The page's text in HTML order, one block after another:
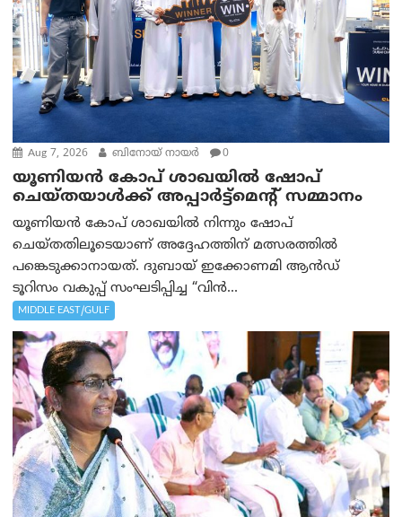
Aug 7, 2026 ബിനോയ് നായര്‍ 0
യൂണിയൻ കോപ് ശാഖയിൽ ഷോപ്
ചെയ്തയാൾക്ക് അപ്പാർട്ട്മെന്റ് സമ്മാനം
യൂണിയൻ കോപ് ശാഖയിൽ നിന്നും ഷോപ്
ചെയ്തതിലൂടെയാണ് അദ്ദേഹത്തിന് മത്സരത്തിൽ
പങ്കെടുക്കാനായത്. ദുബായ് ഇക്കോണമി ആൻഡ്
ടൂറിസം വകുപ്പ് സംഘടിപ്പിച്ച “വിൻ...
MIDDLE EAST/GULF